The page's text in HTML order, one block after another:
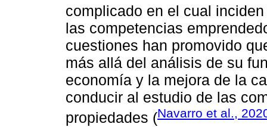
complicado en el cual
las competencias
cuestiones han promovido
más allá del análisis de su
economía y la mejora de la
conducir al estudio de las
propiedades (Navarro et al.,